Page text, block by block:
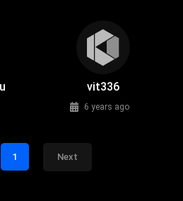
vit336
6 years ago
1 Next